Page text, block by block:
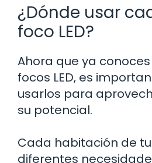
¿Dónde usar
foco LED?
Ahora que ya
focos LED, es
usarlos para
su potencial.
Cada habitación de
diferentes